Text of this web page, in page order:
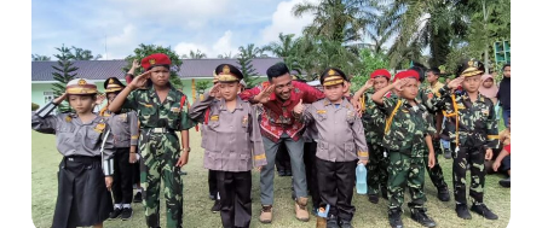
Pahlawan
SDS
SBHE
dengan
mengadakan
lomba